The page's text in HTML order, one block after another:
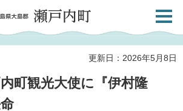
県大島郡 瀬戸内町
共通メ
更新日：2026年5月8日
町観光大使に『伊村隆